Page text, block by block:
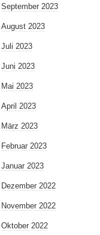
September 2023
August 2023
Juli 2023
Juni 2023
Mai 2023
April 2023
März 2023
Februar 2023
Januar 2023
Dezember 2022
November 2022
Oktober 2022